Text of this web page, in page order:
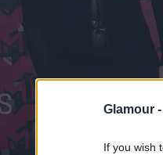
Glamour -
If you wish